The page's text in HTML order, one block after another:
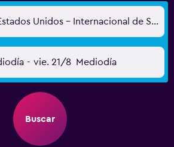
Seattle, WA, Estados Unidos - Internacional de Seattle-Tacoma (SEA)
- vie. 21/8 Mediodía
Buscar